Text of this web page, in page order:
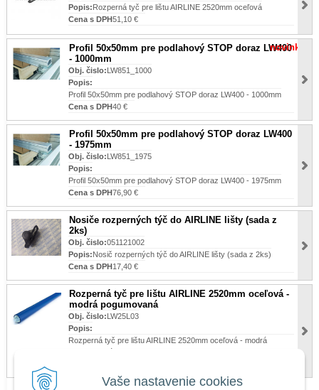
Vaše nastavenie cookies
Popis:Rozperná tyč pre lištu AIRLINE 2520mm oceľová
Cena s DPH51,10 €
Profil 50x50mm pre podlahový STOP doraz LW400
- 1000mm
novinka
Obj. čislo:LW851_1000
Popis:
Profil 50x50mm pre podlahový STOP doraz LW400 - 1000mm
Cena s DPH40 €
Profil 50x50mm pre podlahový STOP doraz LW400
- 1975mm
Obj. čislo:LW851_1975
Popis:
Profil 50x50mm pre podlahový STOP doraz LW400 - 1975mm
Cena s DPH76,90 €
Nosiče rozperných týč do AIRLINE lišty (sada z
2ks)
Obj. čislo:051121002
Popis:Nosič rozperných týč do AIRLINE lišty (sada z 2ks)
Cena s DPH17,40 €
Rozperná tyč pre lištu AIRLINE 2520mm oceľová -
modrá pogumovaná
Obj. čislo:LW25L03
Popis:
Rozperná tyč pre lištu AIRLINE 2520mm oceľová - modrá
pogumovaná